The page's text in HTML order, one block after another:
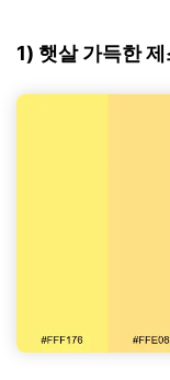
1) 햇살 가득한